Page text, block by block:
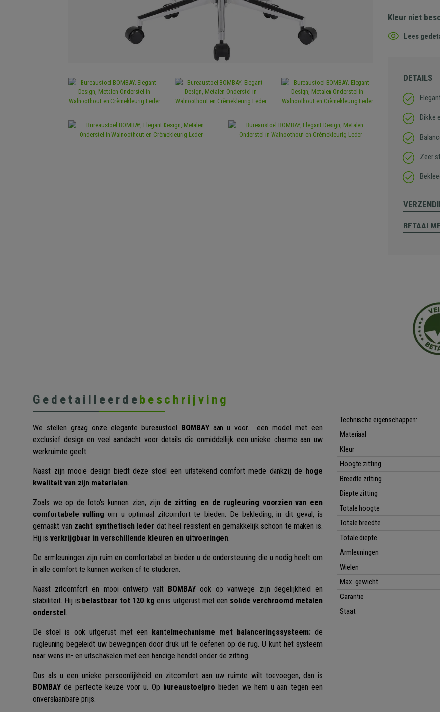
Kleur niet
Lees
DETAILS
Dikke
Zeer
Gedetailleerde beschrijving
We stellen graag onze elegante bureaustoel BOMBAYaan u voor, een model met een
exclusief design en veel aandacht voor details die onmiddellijk een unieke charme aan uw
werkruimte geeft.
Naast zijn mooie design biedt deze stoel een uitstekend comfort mede dankzij de hoge
kwaliteit van zijn materialen.
Zoals we op de foto's kunnen zien, zijn de zitting en de rugleuning voorzien van een
comfortabele vulling om u optimaal zitcomfort te bieden. De bekleding, in dit geval, is
gemaakt van zacht synthetisch leder dat heel resistent en gemakkelijk schoon te maken is.
Hij is verkrijgbaar in verschillende kleuren en uitvoeringen.
De armleuningen zijn ruim en comfortabel en bieden u de ondersteuning die u nodig heeft om
in alle comfort te kunnen werken of te studeren.
Naast zitcomfort en mooi ontwerp valt BOMBAYook op vanwege zijn degelijkheid en
stabiliteit. Hij is belastbaar tot 120 kg en is uitgerust met een solide verchroomd metalen
onderstel.
De stoel is ook uitgerust met een kantelmechanisme met balanceringssysteem: de
rugleuning begeleidt uw bewegingen door druk uit te oefenen op de rug. U kunt het systeem
naar wens in- en uitschakelen met een handige hendel onder de zitting.
Dus als u een unieke persoonlijkheid en zitcomfort aan uw ruimte wilt toevoegen, dan is
BOMBAY de perfecte keuze voor u. Op bureaustoelpro bieden we hem u aan tegen een
onverslaanbare prijs.
Technische eigenschappen:
Materiaal
Kleur
Hoogte zitting
Breedte zitting
Diepte zitting
Totale hoogte
Totale breedte
Totale diepte
Armleuningen
Wielen
Max. gewicht
Garantie
Staat